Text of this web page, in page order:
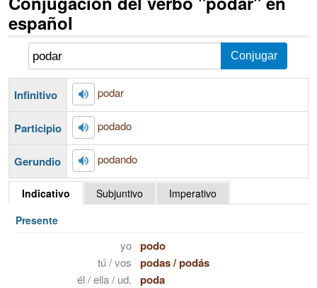
español
Infinitivo podar
Participio podado
Gerundio podando
Indicativo Subjuntivo
Imperativo
Presente
yo podo
tú / vos podas/podás
él / ella / ud. poda